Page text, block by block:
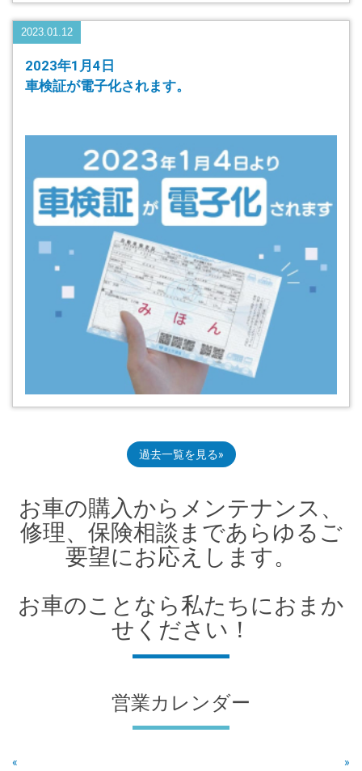
2023.01.12
2023年1月4日
車検証が電子化されます。
過去一覧を見る
お車の購入からメンテナンス、
修理、保険相談まであらゆるご
要望にお応えします。
お車のことなら私たちにおまか
せください！
営業カレンダー
« »